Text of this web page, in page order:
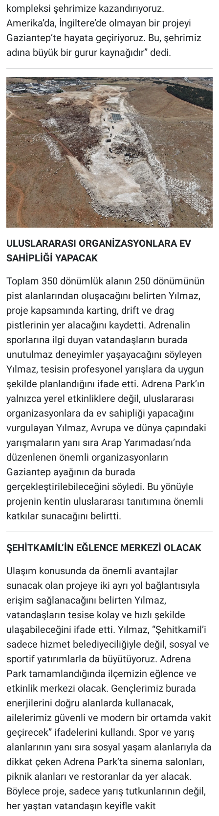
kompleksi şehrimize kazandırıyoruz.
Amerika’da, İngiltere’de olmayan bir projeyi
Gaziantep’te hayata geçiriyoruz. Bu, şehrimiz
adına büyük bir gurur kaynağıdır” dedi.
ULUSLARARASI ORGANİZASYONLARA EV
SAHİPLİĞİ YAPACAK
Toplam 350 dönümlük alanın 250 dönümünün
pist alanlarından oluşacağını belirten Yılmaz,
proje kapsamında karting, drift ve drag
pistlerinin yer alacağını kaydetti. Adrenalin
sporlarına ilgi duyan vatandaşların burada
unutulmaz deneyimler yaşayacağını söyleyen
Yılmaz, tesisin profesyonel yarışlara da uygun
şekilde planlandığını ifade etti. Adrena Park’ın
yalnızca yerel etkinliklere değil, uluslararası
organizasyonlara da ev sahipliği yapacağını
vurgulayan Yılmaz, Avrupa ve dünya çapındaki
yarışmaların yanı sıra Arap Yarımadası’nda
düzenlenen önemli organizasyonların
Gaziantep ayağının da burada
gerçekleştirilebileceğini söyledi. Bu yönüyle
projenin kentin uluslararası tanıtımına önemli
katkılar sunacağını belirtti.
ŞEHİTKAMİL’İN EĞLENCE MERKEZİ OLACAK
Ulaşım konusunda da önemli avantajlar
sunacak olan projeye iki ayrı yol bağlantısıyla
erişim sağlanacağını belirten Yılmaz,
vatandaşların tesise kolay ve hızlı şekilde
ulaşabileceğini ifade etti. Yılmaz, “Şehitkamil’i
sadece hizmet belediyeciliğiyle değil, sosyal ve
sportif yatırımlarla da büyütüyoruz. Adrena
Park tamamlandığında ilçemizin eğlence ve
etkinlik merkezi olacak. Gençlerimiz burada
enerjilerini doğru alanlarda kullanacak,
ailelerimiz güvenli ve modern bir ortamda vakit
geçirecek” ifadelerini kullandı. Spor ve yarış
alanlarının yanı sıra sosyal yaşam alanlarıyla da
dikkat çeken Adrena Park’ta sinema salonları,
piknik alanları ve restoranlar da yer alacak.
Böylece proje, sadece yarış tutkunlarının değil,
her yaştan vatandaşın keyifle vakit